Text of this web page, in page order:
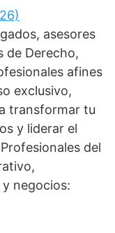
asesores
de Derecho,
afines
exclusivo,
transformar tu
y liderar el
del
negocios: